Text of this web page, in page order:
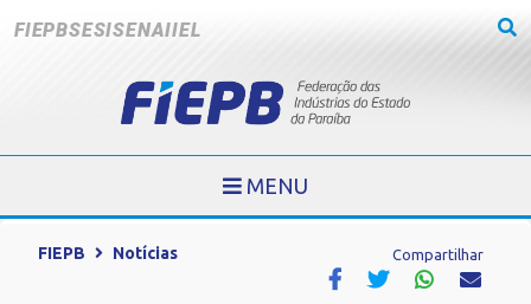
FIEPBSESISENAIIEL
MENU
FIEPB Notícias Compartilhar